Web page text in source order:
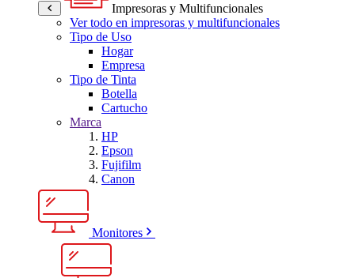
Impresoras y Multifuncionales
Ver todo en impresoras y multifuncionales
Tipo de Uso
Hogar
Empresa
Tipo de Tinta
Botella
Cartucho
Marca
HP
Epson
Fujifilm
Canon
Monitores